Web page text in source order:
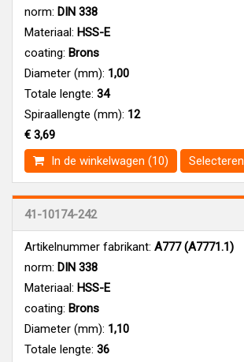
norm: DIN 338
Materiaal: HSS-E
coating: Brons
Diameter (mm): 1,00
Totale lengte: 34
Spiraallengte (mm): 12
€ 3,69
In de winkelwagen (10)
Selecteren
41-10174-242
Artikelnummer fabrikant: A777 (A7771.1)
norm: DIN 338
Materiaal: HSS-E
coating: Brons
Diameter (mm): 1,10
Totale lengte: 36